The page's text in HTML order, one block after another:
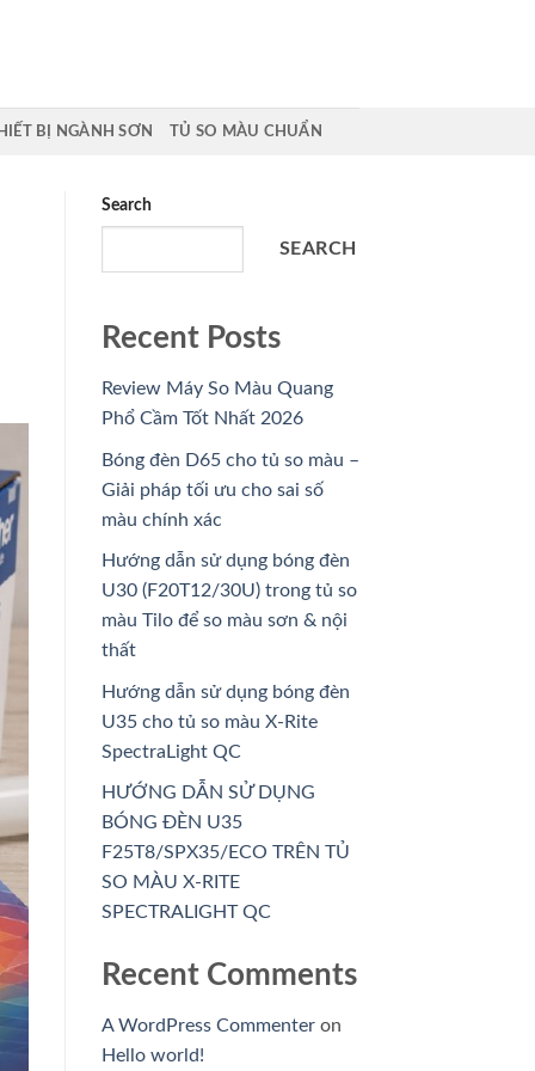
BỊ NGÀNH SƠN TỦ SO MÀU CHUẨN
Search
SEARCH
Recent Posts
Review Máy So Màu Quang
Phổ Cầm Tốt Nhất 2026
Bóng đèn D65 cho tủ so màu –
Giải pháp tối ưu cho sai số
màu chính xác
Hướng dẫn sử dụng bóng đèn
U30 (F20T12/30U) trong tủ so
màu Tilo để so màu sơn & nội
thất
Hướng dẫn sử dụng bóng đèn
U35 cho tủ so màu X-Rite
SpectraLight QC
HƯỚNG DẪN SỬ DỤNG
BÓNG ĐÈN U35
F25T8/SPX35/ECO TRÊN TỦ
SO MÀU X-RITE
SPECTRALIGHT QC
Recent Comments
A WordPress Commenteron
Hello world!